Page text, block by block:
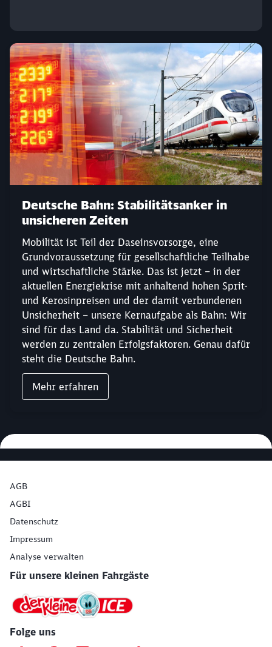
Deutsche Bahn: Stabilitätsanker in
unsicheren Zeiten
Mobilität ist Teil der Daseinsvorsorge, eine
Grundvoraussetzung für gesellschaftliche Teilhabe
und wirtschaftliche Stärke. Das ist jetzt – in der
aktuellen Energiekrise mit anhaltend hohen Sprit-
und Kerosinpreisen und der damit verbundenen
Unsicherheit – unsere Kernaufgabe als Bahn: Wir
sind für das Land da. Stabilität und Sicherheit
werden zu zentralen Erfolgsfaktoren. Genau dafür
steht die Deutsche Bahn.
Mehr erfahren
AGB
AGBI
Datenschutz
Impressum
Analyse verwalten
Für unsere kleinen Fahrgäste
Folge uns